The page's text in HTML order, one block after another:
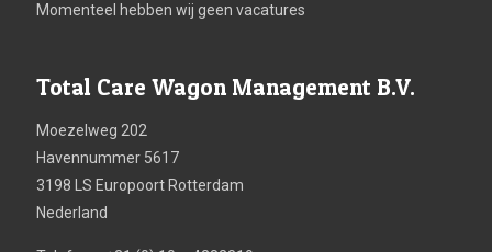
Momenteel hebben wij geen vacatures
Total Care Wagon Management B.V.
Moezelweg 202
Havennummer 5617
3198 LS Europoort Rotterdam
Nederland